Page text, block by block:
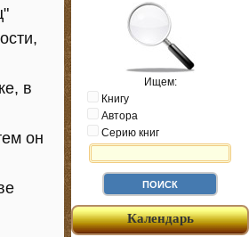
в
он
Ищем:
Книгу
Автора
Серию книг
Календарь